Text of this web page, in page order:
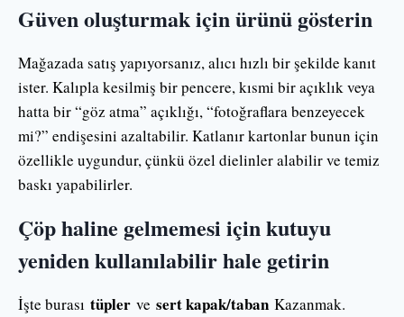
Güven oluşturmak için ürünü gösterin
Mağazada satış yapıyorsanız, alıcı hızlı bir şekilde kanıt
ister. Kalıpla kesilmiş bir pencere, kısmi bir açıklık veya
hatta bir “göz atma” açıklığı, “fotoğraflara benzeyecek
mi?” endişesini azaltabilir. Katlanır kartonlar bunun için
özellikle uygundur, çünkü özel dielinler alabilir ve temiz
baskı yapabilirler.
Çöp haline gelmemesi için kutuyu
yeniden kullanılabilir hale getirin
İşte burası tüpler ve sert kapak/taban Kazanmak.